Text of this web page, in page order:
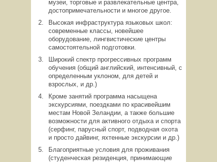
музеи, торговые и развлекательные центра,
достопримечательности и многое другое.
Высокая инфраструктура языковых школ:
современные классы, новейшее
оборудование, лингвистические центры
самостоятельной подготовки.
Широкий спектр прогрессивных программ
обучения (общий английский, интенсивный, с
определенным уклоном, для детей и
взрослых, и др.)
Кроме занятий программа насыщена
экскурсиями, поездками по красивейшим
местам Новой Зеландии, а также большие
возможности для активного отдыха и спорта
(серфинг, парусный спорт, подводная охота
и просто дайвинг, яхтенные экскурсии и др.)
Благоприятные условия для проживания
(студенческая резиденция, принимающие